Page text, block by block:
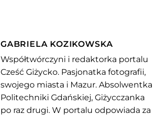
GABRIELA KOZIKOWSKA
Współtwórczyni i redaktorka portalu
Cześć Giżycko. Pasjonatka fotografii,
swojego miasta i Mazur. Absolwentka
Politechniki Gdańskiej, Giżycczanka
po raz drugi. W portalu odpowiada za